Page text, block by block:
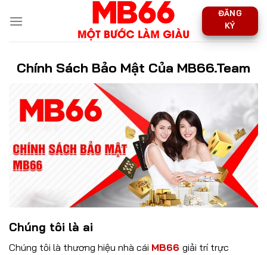
ĐĂNG
KÝ
Chính Sách Bảo Mật Của MB66.Team
Chúng tôi là ai
Chúng tôi là thương hiệu nhà cái MB66 giải trí trực